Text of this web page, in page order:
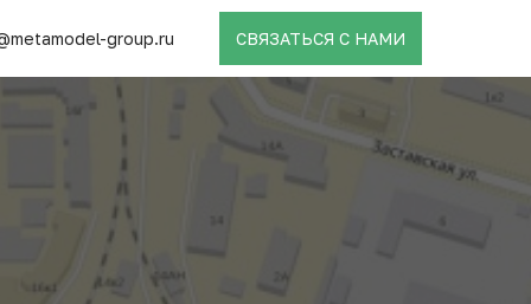
СВЯЗАТЬСЯ С НАМИ
group.ru